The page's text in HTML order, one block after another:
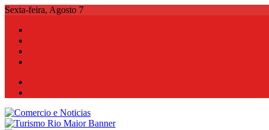
Skip
content
Sexta-feira, Agosto 7